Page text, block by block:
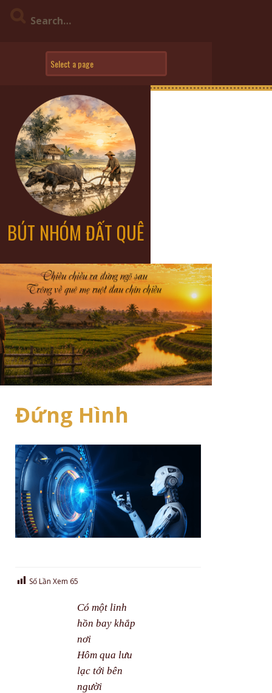
BÚT NHÓM ĐẤT QUÊ
Đứng Hình
Số Lần Xem 65
Có một linh
hồn bay khắp
nơi
Hôm qua lưu
lạc tới bên
người